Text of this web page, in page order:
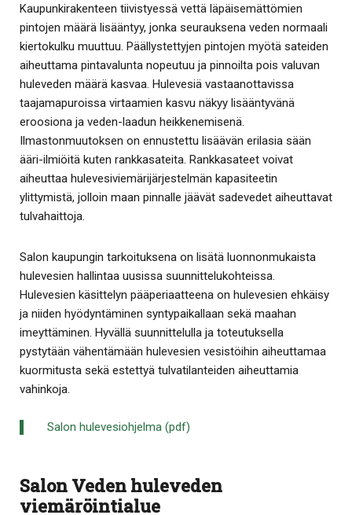
Kaupunkirakenteen tiivistyessä vettä läpäisemättömien
pintojen määrä lisääntyy, jonka seurauksena veden normaali
kiertokulku muuttuu. Päällystettyjen pintojen myötä sateiden
aiheuttama pintavalunta nopeutuu ja pinnoilta pois valuvan
huleveden määrä kasvaa. Hulevesiä vastaanottavissa
taajamapuroissa virtaamien kasvu näkyy lisääntyvänä
eroosiona ja veden-laadun heikkenemisenä.
Ilmastonmuutoksen on ennustettu lisäävän erilasia sään
ääri-ilmiöitä kuten rankkasateita. Rankkasateet voivat
aiheuttaa hulevesiviemärijärjestelmän kapasiteetin
ylittymistä, jolloin maan pinnalle jäävät sadevedet aiheuttavat
tulvahaittoja.
Salon kaupungin tarkoituksena on lisätä luonnonmukaista
hulevesien hallintaa uusissa suunnittelukohteissa.
Hulevesien käsittelyn pääperiaatteena on hulevesien ehkäisy
ja niiden hyödyntäminen syntypaikallaan sekä maahan
imeyttäminen. Hyvällä suunnittelulla ja toteutuksella
pystytään vähentämään hulevesien vesistöihin aiheuttamaa
kuormitusta sekä estettyä tulvatilanteiden aiheuttamia
vahinkoja.
Salon hulevesiohjelma (pdf)
Salon Veden huleveden
viemäröintialue